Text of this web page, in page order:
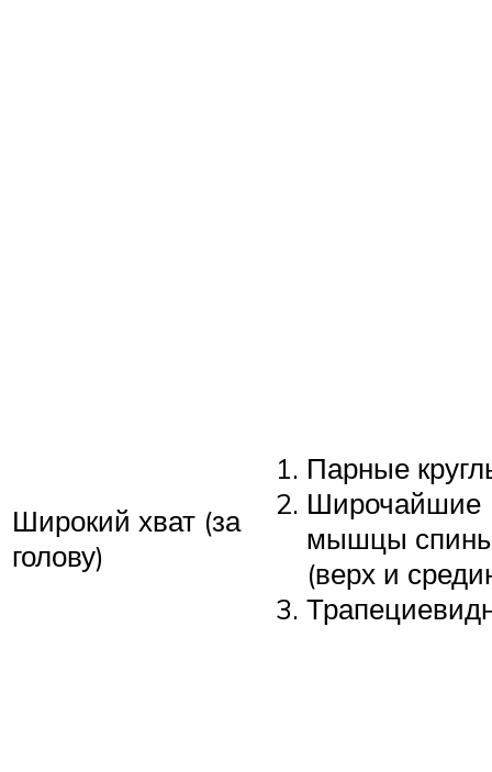
Широкий хват (за
голову)
Парные
Широчайшие
мышцы
(верх и